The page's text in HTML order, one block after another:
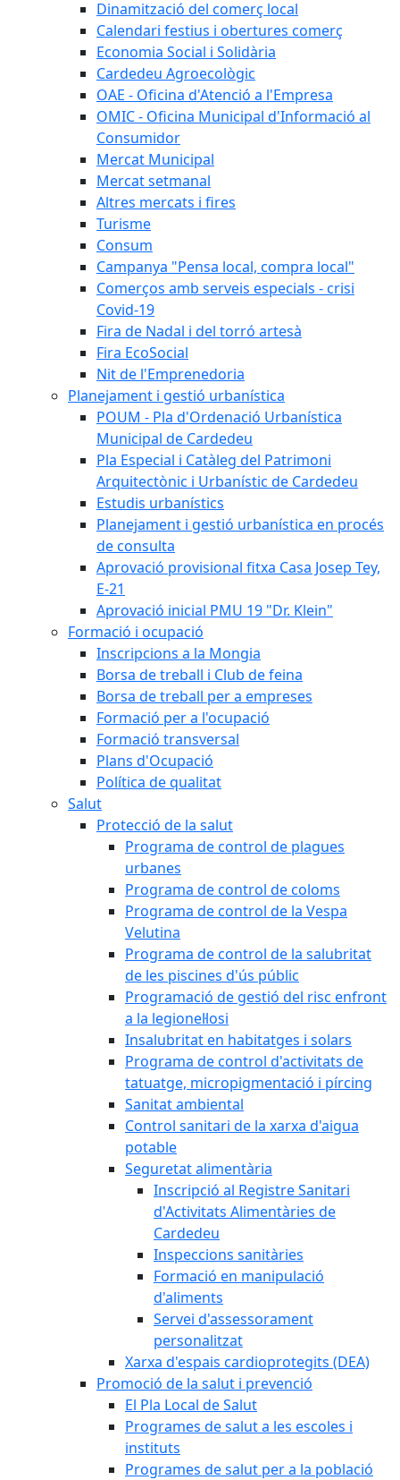
Dinamització del comerç local
Calendari festius i obertures comerç
Economia Social i Solidària
Cardedeu Agroecològic
OAE - Oficina d'Atenció a l'Empresa
OMIC - Oficina Municipal d'Informació al
Consumidor
Mercat Municipal
Mercat setmanal
Altres mercats i fires
Turisme
Consum
Campanya "Pensa local, compra local"
Comerços amb serveis especials - crisi
Covid-19
Fira de Nadal i del torró artesà
Fira EcoSocial
Nit de l'Emprenedoria
Planejament i gestió urbanística
POUM - Pla d'Ordenació Urbanística
Municipal de Cardedeu
Pla Especial i Catàleg del Patrimoni
Arquitectònic i Urbanístic de Cardedeu
Estudis urbanístics
Planejament i gestió urbanística en procés
de consulta
Aprovació provisional fitxa Casa Josep Tey,
E-21
Aprovació inicial PMU 19 "Dr. Klein"
Formació i ocupació
Inscripcions a la Mongia
Borsa de treball i Club de feina
Borsa de treball per a empreses
Formació per a l'ocupació
Formació transversal
Plans d'Ocupació
Política de qualitat
Salut
Protecció de la salut
Programa de control de plagues
urbanes
Programa de control de coloms
Programa de control de la Vespa
Velutina
Programa de control de la salubritat
de les piscines d'ús públic
Programació de gestió del risc enfront
a la legionel·losi
Insalubritat en habitatges i solars
Programa de control d'activitats de
tatuatge, micropigmentació i pírcing
Sanitat ambiental
Control sanitari de la xarxa d'aigua
potable
Seguretat alimentària
Inscripció al Registre Sanitari
d'Activitats Alimentàries de
Cardedeu
Inspeccions sanitàries
Formació en manipulació
d'aliments
Servei d'assessorament
personalitzat
Xarxa d'espais cardioprotegits (DEA)
Promoció de la salut i prevenció
El Pla Local de Salut
Programes de salut a les escoles i
instituts
Programes de salut per a la població